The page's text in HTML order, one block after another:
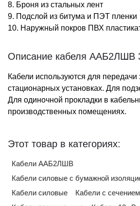
8. Броня из стальных лент
9. Подслой из битума и ПЭТ пленки
10. Наружный покров ПВХ
Описание кабеля ААБ2ЛШВ
Кабели используются для передачи
стационарных установках. Для
Для одиночной прокладки в
производственных помещениях.
Этот товар в категориях:
Кабели ААБ2ЛШВ
Кабели силовые с бумажной
Кабели силовые
Кабели с